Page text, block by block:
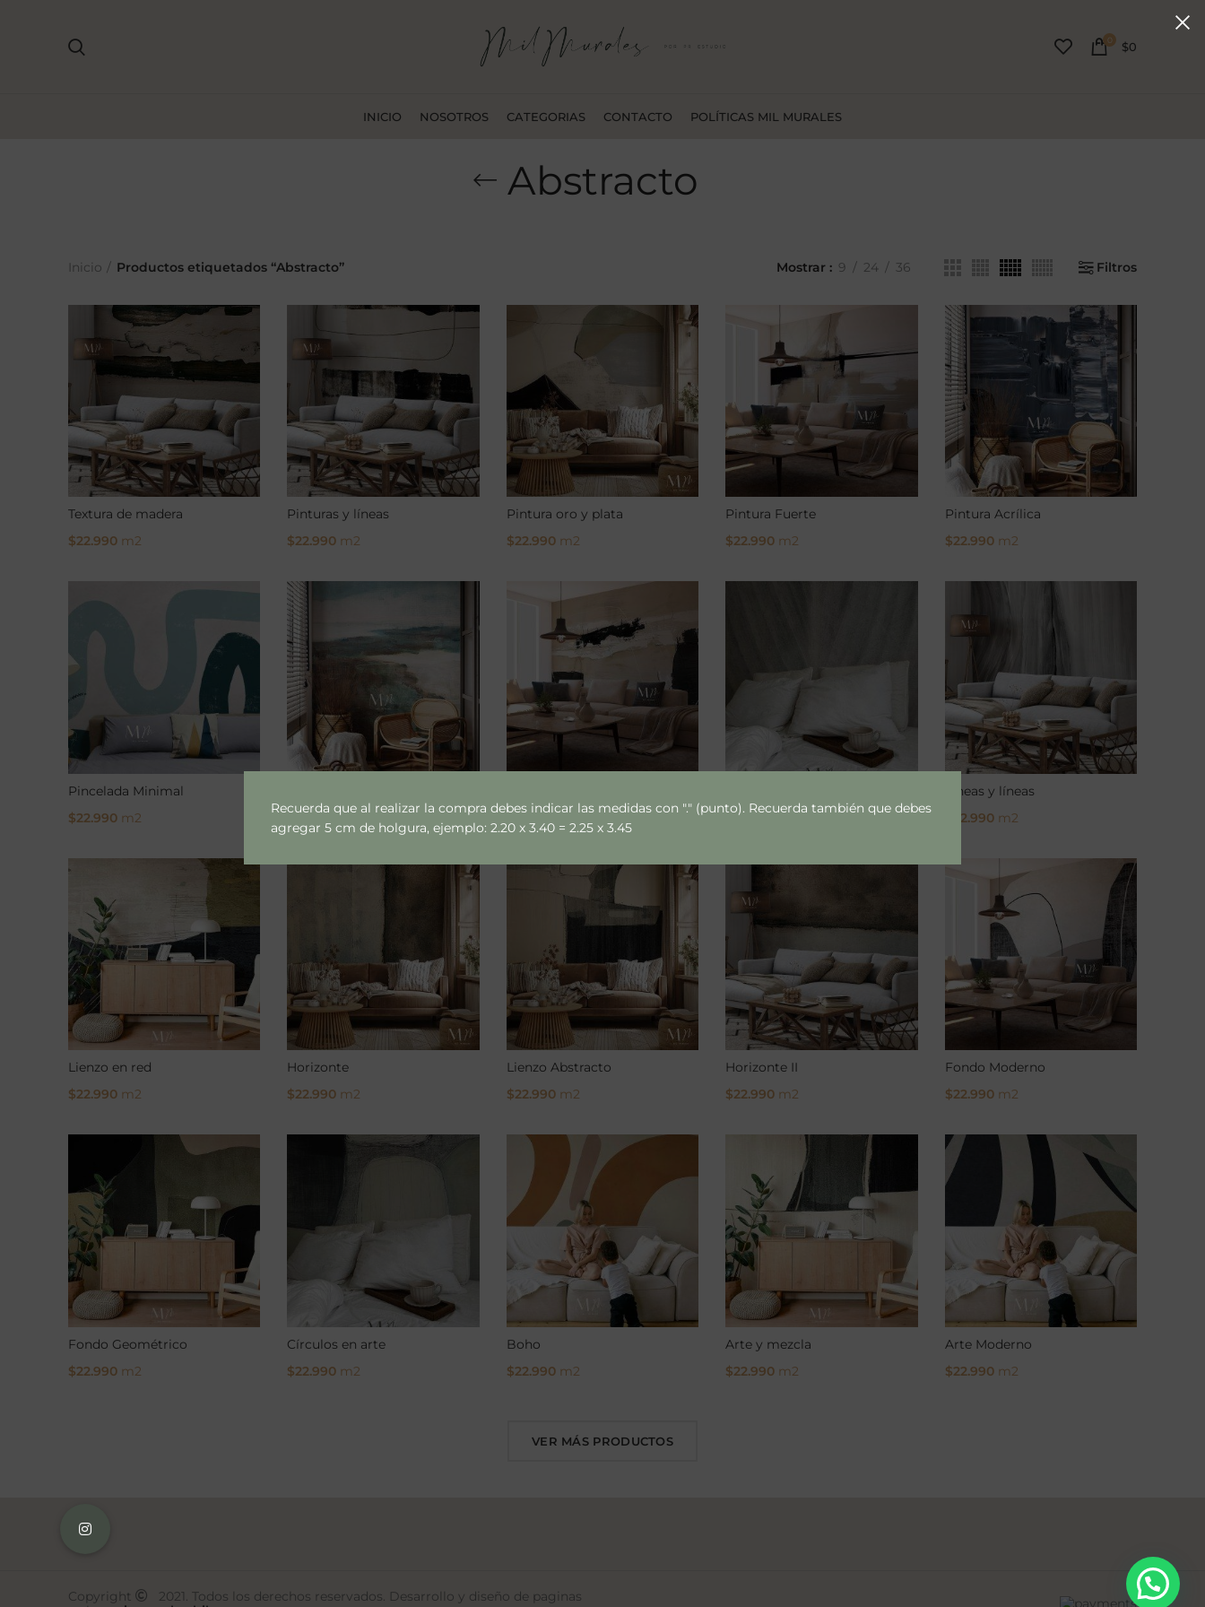
Recuerda que al realizar la compra debes indicar las medidas con "." (punto). Recuerda también que debes
agregar 5 cm de holgura, ejemplo: 2.20 x 3.40 = 2.25 x 3.45
0 $0
INICIO NOSOTROS CATEGORIAS CONTACTO POLÍTICAS MIL MURALES
Abstracto
Inicio Productos etiquetados “Abstracto” Mostrar 9 24 36 Filtros
Textura de madera
$22.990 m2
Pinturas y líneas
$22.990 m2
Pintura oro y plata
$22.990m2
Pintura Fuerte
$22.990 m2
Pintura Acrílica
$22.990m2
Pincelada Minimal
$22.990 m2
$22.990m2
$22.990m2
$22.990m2
Líneas y líneas
22.990m2
Lienzo en red
$22.990 m2
Horizonte
$22.990 m2
Lienzo Abstracto
$22.990m2
Horizonte II
$22.990 m2
Fondo Moderno
$22.990m2
Fondo Geométrico
$22.990 m2
Círculos en arte
$22.990 m2
Boho
$22.990m2
Arte y mezcla
$22.990 m2
Arte Moderno
$22.990m2
VER MÁS PRODUCTOS
Copyright
2021. Todos los derechos reservados. Desarrollo y diseño de paginas